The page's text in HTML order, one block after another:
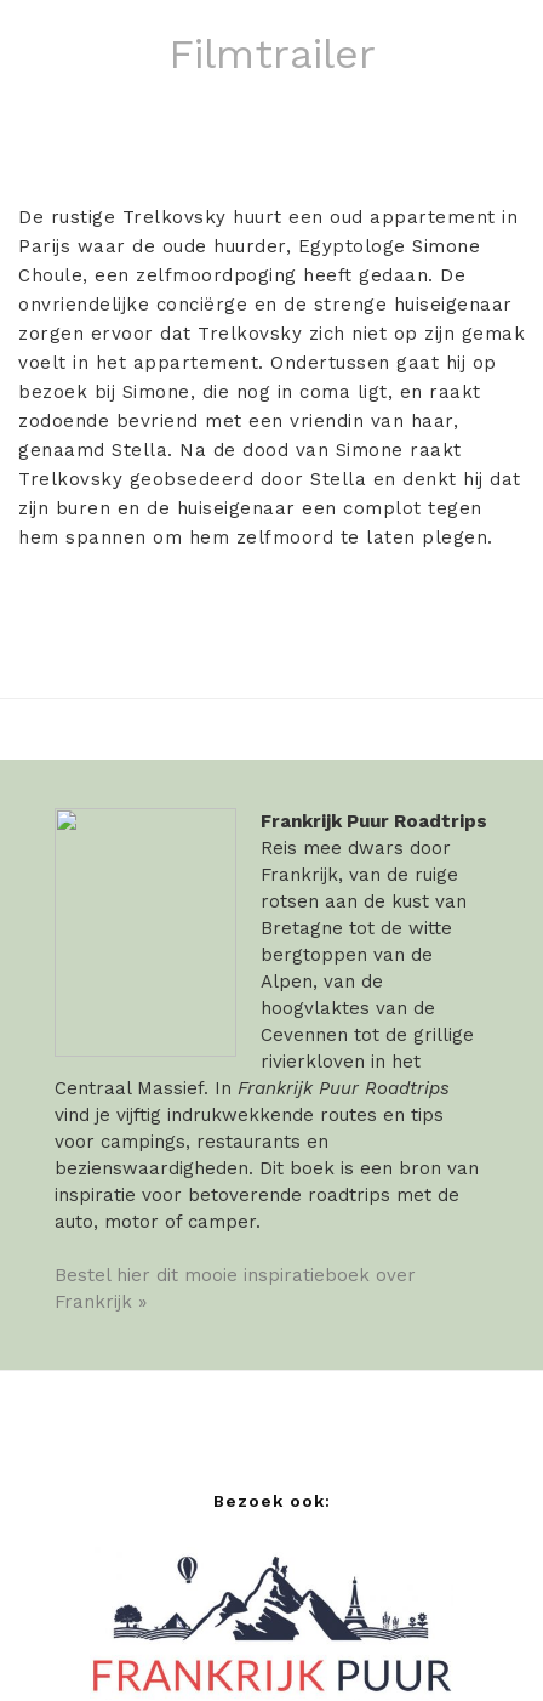
Filmtrailer
De rustige Trelkovsky huurt een oud appartement in
Parijs waar de oude huurder, Egyptologe Simone
Choule, een zelfmoordpoging heeft gedaan. De
onvriendelijke conciërge en de strenge huiseigenaar
zorgen ervoor dat Trelkovsky zich niet op zijn gemak
voelt in het appartement. Ondertussen gaat hij op
bezoek bij Simone, die nog in coma ligt, en raakt
zodoende bevriend met een vriendin van haar,
genaamd Stella. Na de dood van Simone raakt
Trelkovsky geobsedeerd door Stella en denkt hij dat
zijn buren en de huiseigenaar een complot tegen
hem spannen om hem zelfmoord te laten plegen.
Frankrijk Puur Roadtrips
Reis mee dwars door
Frankrijk, van de ruige
rotsen aan de kust van
Bretagne tot de witte
bergtoppen van de
Alpen, van de
hoogvlaktes van de
Cevennen tot de grillige
rivierkloven in het
Centraal Massief. In Frankrijk Puur Roadtrips
vind je vijftig indrukwekkende routes en tips
voor campings, restaurants en
bezienswaardigheden. Dit boek is een bron van
inspiratie voor betoverende roadtrips met de
auto, motor of camper.
Bestel hier dit mooie inspiratieboek over
Frankrijk »
Bezoek ook: